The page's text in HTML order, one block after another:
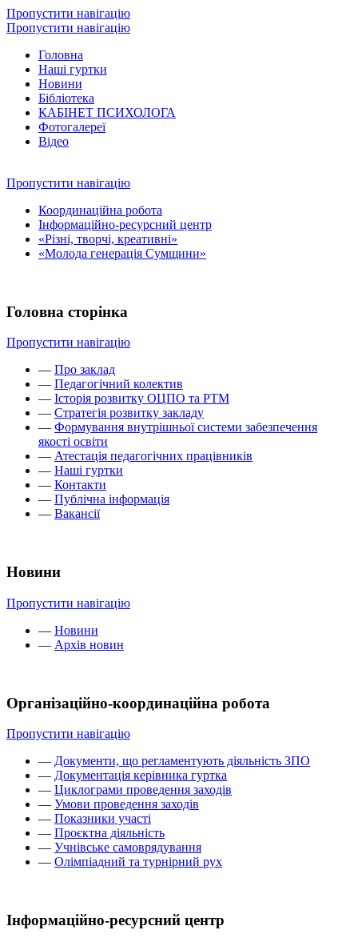
Пропустити навігацію
Пропустити навігацію
Головна
Наші гуртки
Новини
Бібліотека
КАБІНЕТ ПСИХОЛОГА
Фотогалереї
Відео
Пропустити навігацію
Координаційна робота
Інформаційно-ресурсний центр
«Різні, творчі, креативні»
«Молода генерація Сумщини»
Головна сторінка
Пропустити навігацію
— Про заклад
— Педагогічний колектив
— Історія розвитку ОЦПО та РТМ
— Стратегія розвитку закладу
— Формування внутрішньої системи забезпечення
якості освіти
— Атестація педагогічних працівників
— Наші гуртки
— Контакти
— Публічна інформація
— Вакансії
Новини
Пропустити навігацію
— Новини
— Архів новин
Організаційно-координаційна робота
Пропустити навігацію
— Документи, що регламентують діяльність ЗПО
— Документація керівника гуртка
— Циклограми проведення заходів
— Умови проведення заходів
— Показники участі
— Проєктна діяльність
— Учнівське самоврядування
— Олімпіадний та турнірний рух
Інформаційно-ресурсний центр